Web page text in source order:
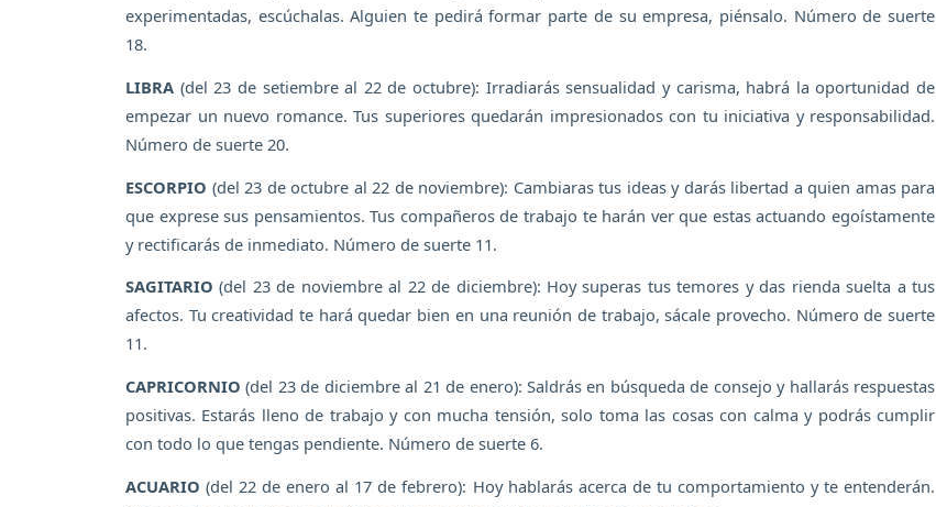
experimentadas, escúchalas. Alguien te pedirá formar parte de su empresa, piénsalo. Número de suerte
18.
LIBRA (del 23 de setiembre al 22 de octubre): Irradiarás sensualidad y carisma, habrá la oportunidad de
empezar un nuevo romance. Tus superiores quedarán impresionados con tu iniciativa y responsabilidad.
Número de suerte 20.
ESCORPIO (del 23 de octubre al 22 de noviembre): Cambiaras tus ideas y darás libertad a quien amas para
que exprese sus pensamientos. Tus compañeros de trabajo te harán ver que estas actuando egoístamente
y rectificarás de inmediato. Número de suerte 11.
SAGITARIO (del 23 de noviembre al 22 de diciembre): Hoy superas tus temores y das rienda suelta a tus
afectos. Tu creatividad te hará quedar bien en una reunión de trabajo, sácale provecho. Número de suerte
11.
CAPRICORNIO (del 23 de diciembre al 21 de enero): Saldrás en búsqueda de consejo y hallarás respuestas
positivas. Estarás lleno de trabajo y con mucha tensión, solo toma las cosas con calma y podrás cumplir
con todo lo que tengas pendiente. Número de suerte 6.
ACUARIO (del 22 de enero al 17 de febrero): Hoy hablarás acerca de tu comportamiento y te entenderán.